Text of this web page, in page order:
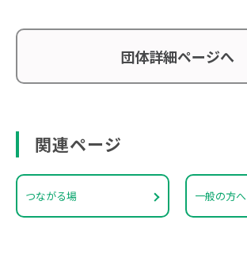
団体詳細ページへ
関連ページ
つながる場 一般の方へ